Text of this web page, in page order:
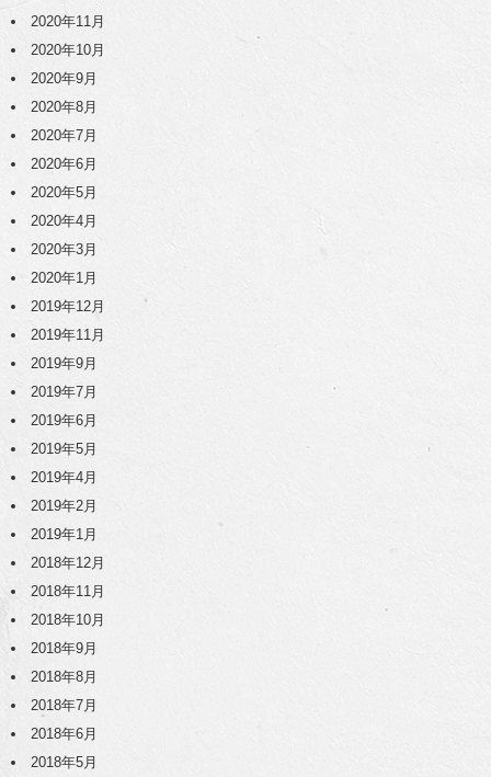
2020年11月
2020年10月
2020年9月
2020年8月
2020年7月
2020年6月
2020年5月
2020年4月
2020年3月
2020年1月
2019年12月
2019年11月
2019年9月
2019年7月
2019年6月
2019年5月
2019年4月
2019年2月
2019年1月
2018年12月
2018年11月
2018年10月
2018年9月
2018年8月
2018年7月
2018年6月
2018年5月